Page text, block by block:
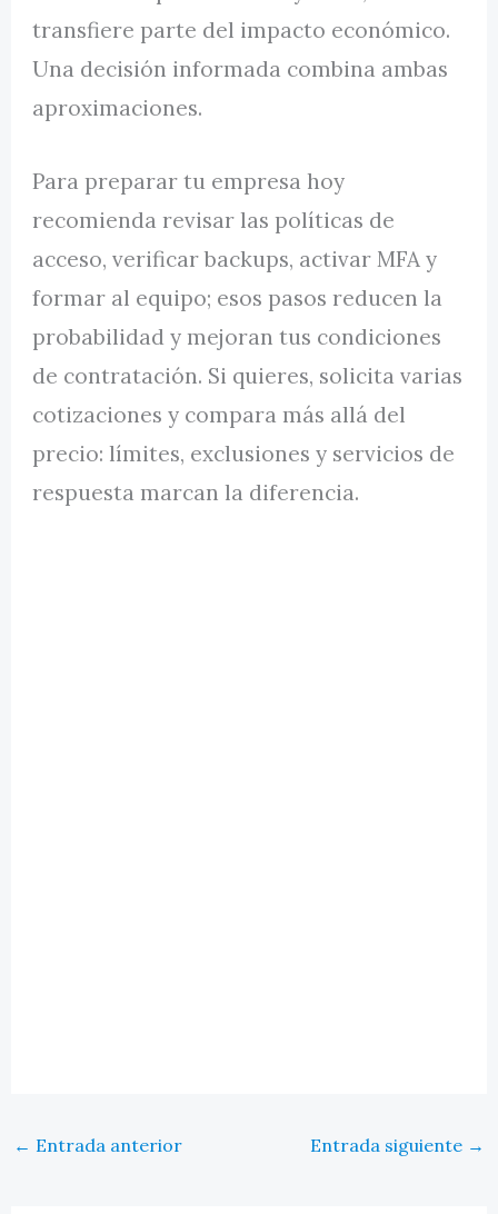
transfiere parte del impacto económico.
Una decisión informada combina ambas
aproximaciones.
Para preparar tu empresa hoy
recomienda revisar las políticas de
acceso, verificar backups, activar MFA y
formar al equipo; esos pasos reducen la
probabilidad y mejoran tus condiciones
de contratación. Si quieres, solicita varias
cotizaciones y compara más allá del
precio: límites, exclusiones y servicios de
respuesta marcan la diferencia.
← Entrada anterior Entrada siguiente →